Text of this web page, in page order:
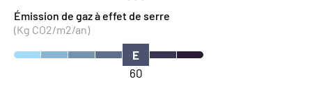
Émission de gaz à effet de serre
(Kg CO2/m2/an)
E
60